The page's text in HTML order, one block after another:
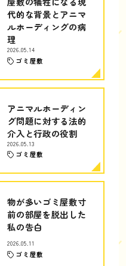
代的な背景とアニマ
ルホーディングの病
理
2026.05.14
ゴミ屋敷
アニマルホーディン
グ問題に対する法的
介入と行政の役割
2026.05.13
ゴミ屋敷
物が多いゴミ屋敷寸
前の部屋を脱出した
私の告白
2026.05.11
ゴミ屋敷